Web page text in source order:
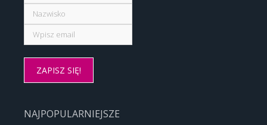
NAJPOPULARNIEJSZE